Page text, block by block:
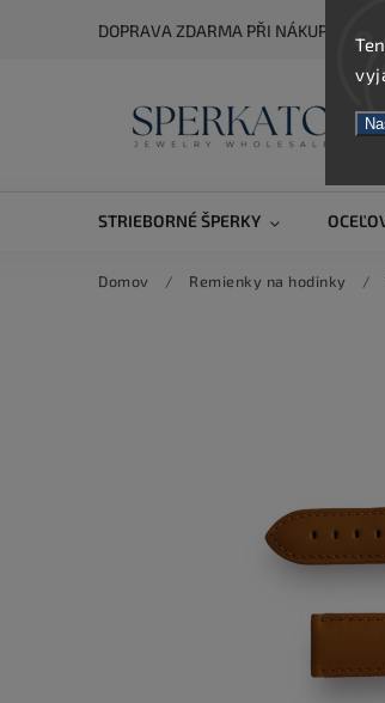
DOPRAVA ZDARMA PŘI NÁKUPU NAD
STRIEBORNÉ ŠPERKY
Domov / Remienky na hodinky /